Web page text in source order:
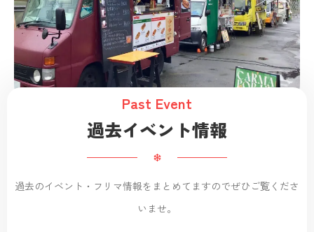
Past Event
過去イベント情報
過去のイベント・フリマ情報をまとめてますのでぜひご覧くださ
いませ。